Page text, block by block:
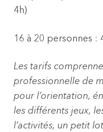
4h)
16 à 20 personnes :
Les tarifs
professionnelle de
pour l’orientation,
les différents jeux,
l’activités, un petit